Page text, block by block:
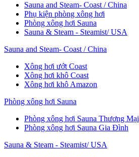
Sauna and Steam- Coast / China
Phụ kiện phòng xông hơi
Phòng xông hơi Sauna
Sauna & Steam - Steamist/ USA
Sauna and Steam- Coast / China
Xông hơi ướt Coast
Xông hơi khô Coast
Xông hơi khô Amazon
Phòng xông hơi Sauna
Phòng xông hơi Sauna Thương Mại
Phòng xông hơi Sauna Gia Đình
Sauna & Steam - Steamist/ USA